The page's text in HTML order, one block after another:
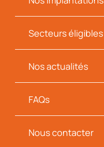
Secteurs éligibles
Nos actualités
FAQs
Nous contacter